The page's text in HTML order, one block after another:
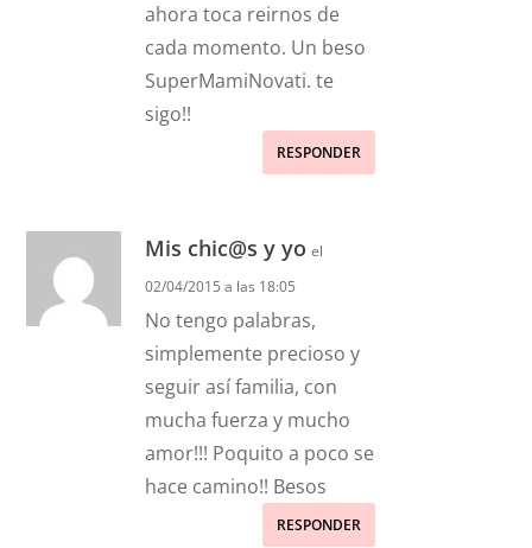
ahora toca reirnos de
cada momento. Un beso
SuperMamiNovati. te
sigo!!
RESPONDER
Mis chic@s y yo el
02/04/2015 a las 18:05
No tengo palabras,
simplemente precioso y
seguir así familia, con
mucha fuerza y mucho
amor!!! Poquito a poco se
hace camino!! Besos
RESPONDER